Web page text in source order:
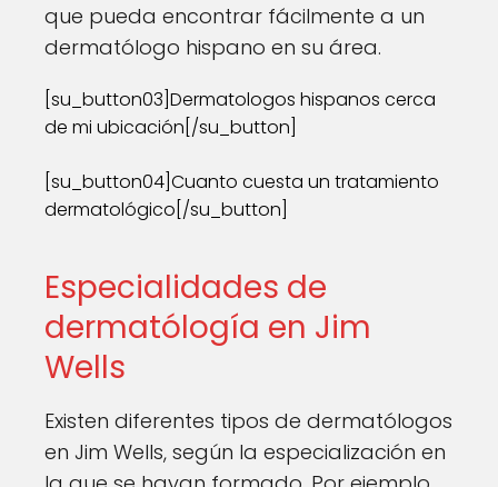
que pueda encontrar fácilmente a un
dermatólogo hispano en su área.
[su_button03]Dermatologos hispanos cerca
de mi ubicación[/su_button]
[su_button04]Cuanto cuesta un tratamiento
dermatológico[/su_button]
Especialidades de
dermatólogía en Jim
Wells
Existen diferentes tipos de dermatólogos
en Jim Wells, según la especialización en